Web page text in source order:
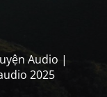
Audio |
2025